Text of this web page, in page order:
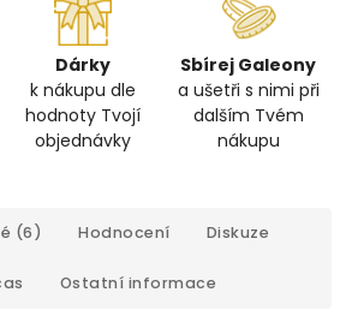
Dárky
k nákupu dle
hodnoty Tvojí
objednávky
Sbírej Galeony
a ušetři s nimi při
dalším Tvém
nákupu
(6) Hodnocení Diskuze
Ostatní informace